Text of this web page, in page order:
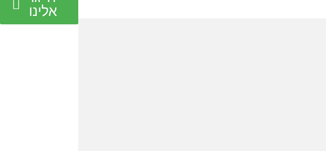
אלינו